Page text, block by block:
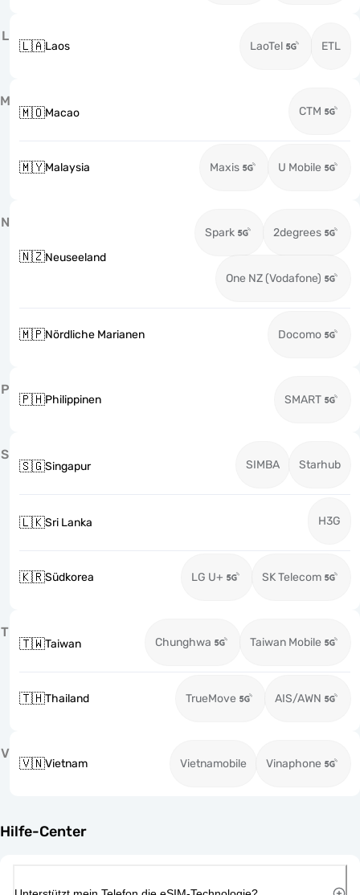
L
🇱🇦Laos LaoTel ETL
M
🇲🇴Macao CTM
🇲🇾Malaysia Maxis U Mobile
N
🇳🇿Neuseeland
Spark 2degrees
One NZ (Vodafone)
🇲🇵Nördliche Marianen Docomo
P
🇵🇭Philippinen SMART
S
🇸🇬Singapur SIMBA Starhub
🇱🇰Sri Lanka H3G
🇰🇷Südkorea LG U+ SK Telecom
T
🇹🇼Taiwan Chunghwa Taiwan Mobile
🇹🇭Thailand TrueMove AIS/AWN
V
🇻🇳Vietnam Vietnamobile Vinaphone
Hilfe-Center